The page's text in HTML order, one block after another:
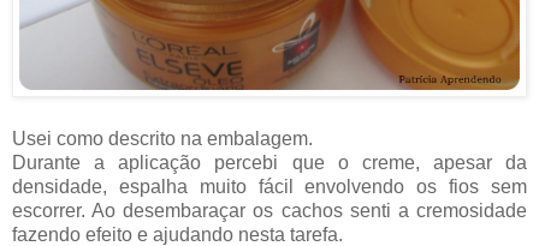
Usei como descrito na embalagem.
Durante a aplicação percebi que o creme, apesar da
densidade, espalha muito fácil envolvendo os fios sem
escorrer. Ao desembaraçar os cachos senti a cremosidade
fazendo efeito e ajudando nesta tarefa.